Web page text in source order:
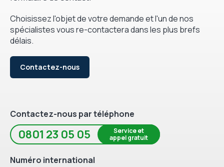
Choisissez l'objet de votre demande et l'un de nos
spécialistes vous re-contactera dans les plus brefs
délais.
Contactez-nous
Contactez-nous par téléphone
0801 23 05 05
Service et
appel gratuit
Numéro international